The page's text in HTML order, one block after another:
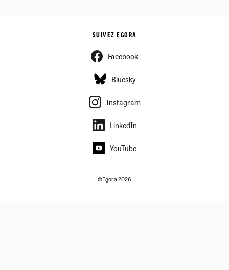
SUIVEZ EGORA
Facebook
Bluesky
Instagram
LinkedIn
YouTube
©Egora 2026